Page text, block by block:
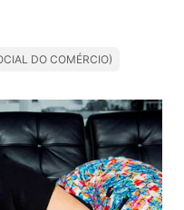
DO COMÉRCIO)